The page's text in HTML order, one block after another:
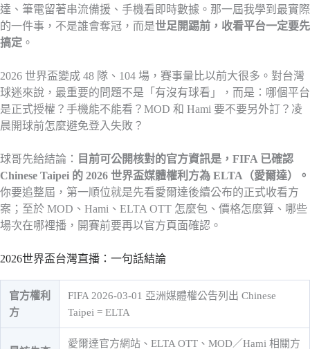
達、筆電留著串流備援、手機看即時數據。那一屆我學到最實際
的一件事，不是誰會奪冠，而是世足開踢前，收看平台一定要先
搞定 。
2026 世界盃變成 48 隊、104 場，賽事量比以前大很多。對台灣
球迷來說，最重要的問題不是「有沒有球看」，而是：哪個平台
是正式授權？手機能不能看？MOD 和 Hami 要不要另外訂？凌
晨開球前怎麼避免登入失敗？
球哥先給結論：
目前可公開核對的官方資訊是，FIFA 已確認
Chinese Taipei 的 2026 世界盃媒體權利方為 ELTA（愛爾達）。
你要追整屆，第一順位就是先看愛爾達後續公布的正式收看方
案；至於 MOD、Hami、ELTA OTT 怎麼包、價格怎麼算、哪些
場次在哪裡播，開賽前要再以官方頁面確認。
2026世界盃台灣直播：一句話結論
官方權利
方
FIFA 2026-03-01 亞洲媒體權公告列出 Chinese
Taipei = ELTA
愛爾達官方網站、ELTA OTT、MOD／Hami 相關方